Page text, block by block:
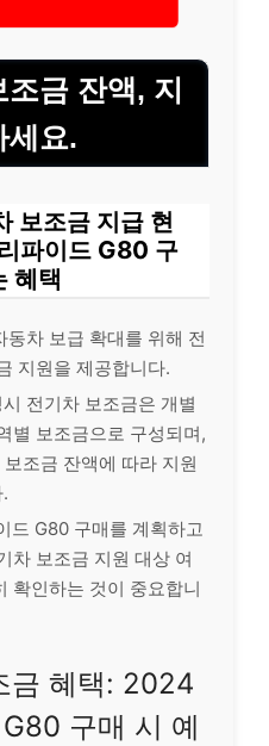
금 잔액, 지
세요.
보조금 지급 현
파이드 G80 구
혜택
동차 보급 확대를 위해 전
지원을 제공합니다.
전기차 보조금은 개별
별 보조금으로 구성되며,
조금 잔액에 따라 지원
드 G80 구매를 계획하고
차 보조금 지원 대상 여
확인하는 것이 중요합니
금 혜택: 2024
구매 시 예